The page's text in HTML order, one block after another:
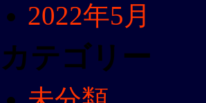
2022年5月
カテゴリー